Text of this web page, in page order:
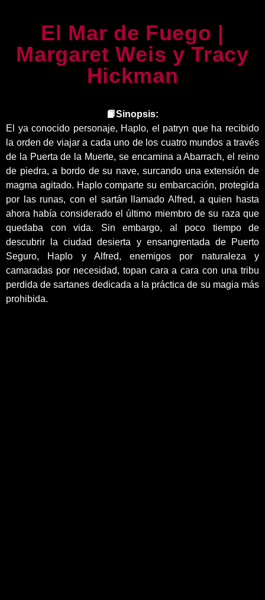
El Mar de Fuego |
Margaret Weis y Tracy
Hickman
📙Sinopsis:
El ya conocido personaje, Haplo, el patryn que ha recibido
la orden de viajar a cada uno de los cuatro mundos a través
de la Puerta de la Muerte, se encamina a Abarrach, el reino
de piedra, a bordo de su nave, surcando una extensión de
magma agitado. Haplo comparte su embarcación, protegida
por las runas, con el sartán llamado Alfred, a quien hasta
ahora había considerado el último miembro de su raza que
quedaba con vida. Sin embargo, al poco tiempo de
descubrir la ciudad desierta y ensangrentada de Puerto
Seguro, Haplo y Alfred, enemigos por naturaleza y
camaradas por necesidad, topan cara a cara con una tribu
perdida de sartanes dedicada a la práctica de su magia más
prohibida.